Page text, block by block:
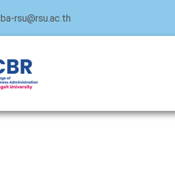
ba-rsu@rsu.ac.th